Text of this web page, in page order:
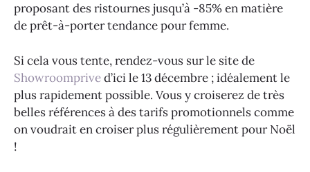
proposant des ristournes jusqu’à -85% en matière
de prêt-à-porter tendance pour femme.
Si cela vous tente, rendez-vous sur le site de
Showroomprived’ici le 13 décembre ; idéalement le
plus rapidement possible. Vous y croiserez de très
belles références à des tarifs promotionnels comme
on voudrait en croiser plus régulièrement pour Noël
!